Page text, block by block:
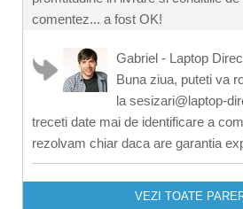
comentez... a fost OK!
Gabriel - Laptop
Buna ziua, puteti va
la sesizari@laptop-
treceti date mai de identificare a
rezolvam chiar daca are garantia
VEZI TOATE